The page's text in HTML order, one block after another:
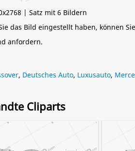
| Satz mit 6 Bildern
das Bild eingestellt haben, können
anfordern.
, Deutsches Auto, Luxusauto,
Cliparts